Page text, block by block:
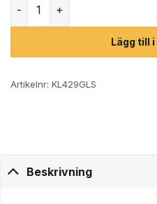
Lägg till
Artikelnr: KL429GLS
Beskrivning